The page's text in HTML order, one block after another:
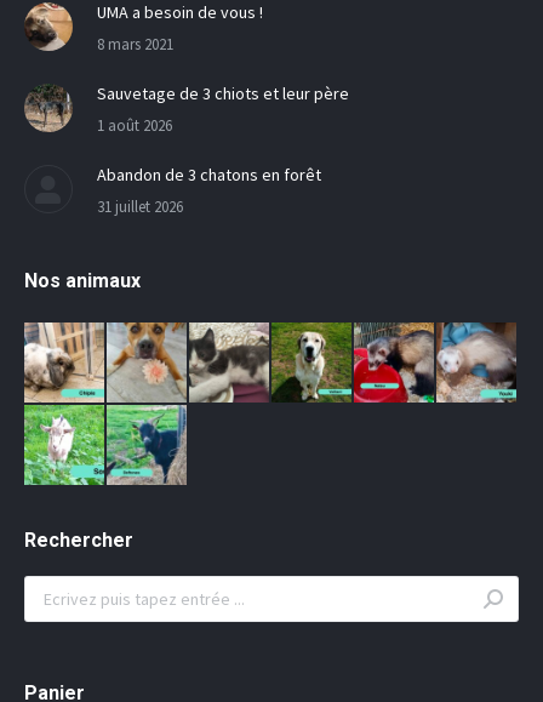
UMA a besoin de vous !
8 mars 2021
Sauvetage de 3 chiots et leur père
1 août 2026
Abandon de 3 chatons en forêt
31 juillet 2026
Nos animaux
Rechercher
Search:
Panier